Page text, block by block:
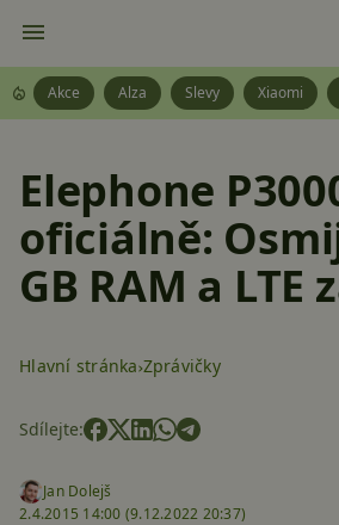
Akce Alza Slevy Xiaomi
Elephone
oficiálně:
GB RAM a LTE
Hlavní stránka Zprávičky
Sdílejte:
Jan Dolejš
2.4.2015 14:00 (9.12.2022 20:37)